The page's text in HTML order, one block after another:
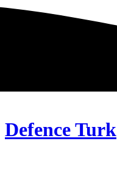
Defence Turk